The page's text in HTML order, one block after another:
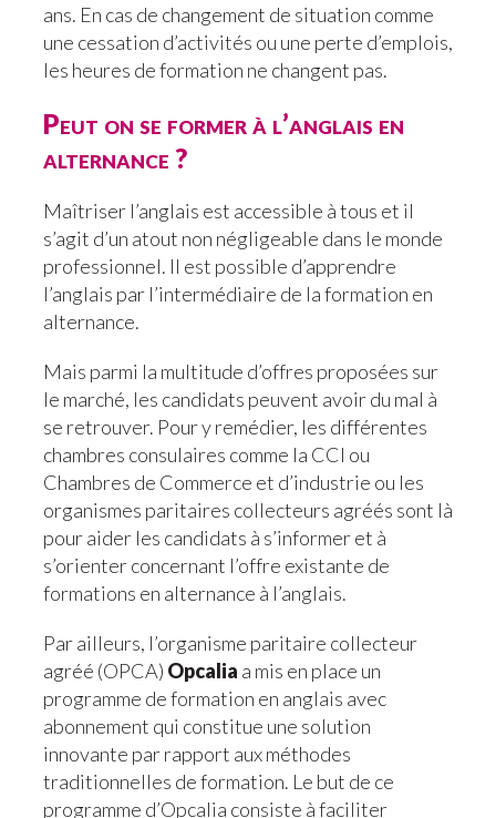
ans. En cas de changement de situation comme
une cessation d’activités ou une perte d’emplois,
les heures de formation ne changent pas.
Peut on se former à l’anglais en
alternance ?
Maîtriser l’anglais est accessible à tous et il
s’agit d’un atout non négligeable dans le monde
professionnel. Il est possible d’apprendre
l’anglais par l’intermédiaire de la formation en
alternance.
Mais parmi la multitude d’offres proposées sur
le marché, les candidats peuvent avoir du mal à
se retrouver. Pour y remédier, les différentes
chambres consulaires comme la CCI ou
Chambres de Commerce et d’industrie ou les
organismes paritaires collecteurs agréés sont là
pour aider les candidats à s’informer et à
s’orienter concernant l’offre existante de
formations en alternance à l’anglais.
Par ailleurs, l’organisme paritaire collecteur
agréé (OPCA) Opcalia a mis en place un
programme de formation en anglais avec
abonnement qui constitue une solution
innovante par rapport aux méthodes
traditionnelles de formation. Le but de ce
programme d’Opcalia consiste à faciliter